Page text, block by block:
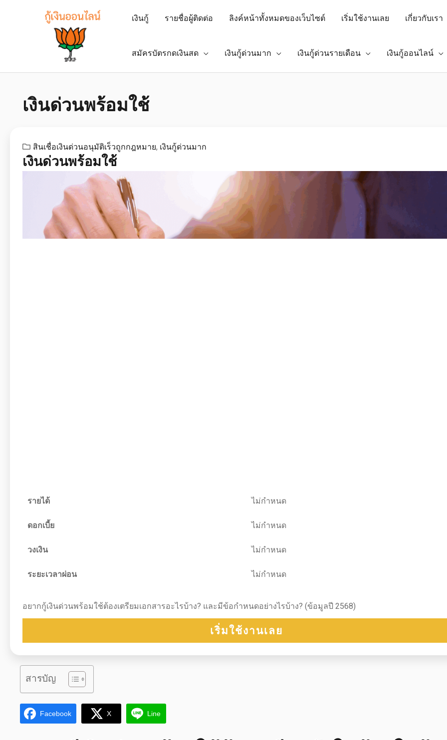
เงินกู้ รายชื่อผู้ติดต่อ ลิงค์หน้าทั้งหมดของเว็บไซต์ เริ่มใช้งานเลย เกี่ยวกับเรา
สมัครบัตรกดเงินสด เงินกู้ด่วนมาก เงินกู้ด่วนรายเดือน เงินกู้ออนไลน์
เงินด่วนพร้อมใช้
สินเชื่อเงินด่วนอนุมัติเร็วถูกกฎหมาย, เงินกู้ด่วนมาก
เงินด่วนพร้อมใช้
รายได้ ไม่กำหนด
ดอกเบี้ย ไม่กำหนด
วงเงิน ไม่กำหนด
ระยะเวลาผ่อน ไม่กำหนด
อยากกู้เงินด่วนพร้อมใช้ต้องเตรียมเอกสารอะไรบ้าง? และมีข้อกำหนดอย่างไรบ้าง? (ข้อมูลปี 2568)
เริ่มใช้งานเลย
สารบัญ
Facebook X Line